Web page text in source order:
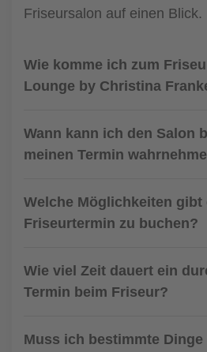
Friseursalon auf einen Blick.
Wie komme ich zum
Lounge by Christina
Wann kann ich den Salon
meinen Termin
Welche Möglichkeiten gibt
Friseurtermin zu buchen?
Wie viel Zeit dauert ein
Termin beim Friseur?
Muss ich bestimmte